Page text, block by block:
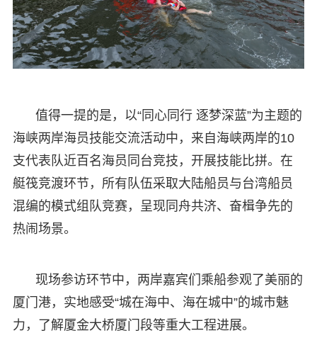
值得一提的是，以“同心同行 逐梦深蓝”为主题的
海峡两岸海员技能交流活动中，来自海峡两岸的10
支代表队近百名海员同台竞技，开展技能比拼。在
艇筏竞渡环节，所有队伍采取大陆船员与台湾船员
混编的模式组队竞赛，呈现同舟共济、奋楫争先的
热闹场景。
现场参访环节中，两岸嘉宾们乘船参观了美丽的
厦门港，实地感受“城在海中、海在城中”的城市魅
力，了解厦金大桥厦门段等重大工程进展。